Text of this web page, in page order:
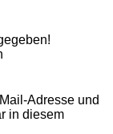
Adresse und
in diesem